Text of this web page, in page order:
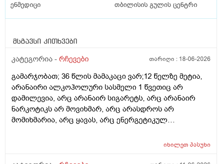
ენმედიცი თბილისის გულის ცენტრი
მსგავსი კითხვები
კატეგორია - რჩევები თარიღი : 18-06-2026
გამარჯობათ; 36 წლის მამაკაცი ვარ;12 წელზე მეტია,
არანაირი ალკოჰოლური სასმელი 1 წვეთიც არ
დამილევია, არც არანაირ სიგარეტს, არც არანაირ
ნარკოტიკს არ მოვიხმარ, არც არასდროს არ
მომიხმარია, არც ყავას, არც ენერგეტიკულ
ვეკარები, ბევრ ხილ-ბოსტნეულს ვჭამ, მათ შორის
იხილეთპასუხი